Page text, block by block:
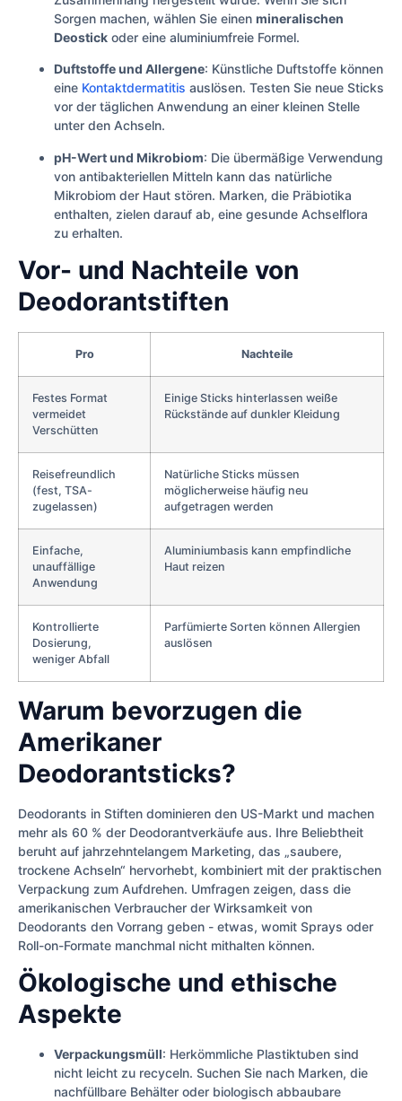
Sorgen machen, wählen Sie einen mineralischen
Deostick oder eine aluminiumfreie Formel.
Duftstoffe und Allergene: Künstliche Duftstoffe können
eine Kontaktdermatitis auslösen. Testen Sie neue Sticks
vor der täglichen Anwendung an einer kleinen Stelle
unter den Achseln.
pH-Wert und Mikrobiom: Die übermäßige Verwendung
von antibakteriellen Mitteln kann das natürliche
Mikrobiom der Haut stören. Marken, die Präbiotika
enthalten, zielen darauf ab, eine gesunde Achselflora
zu erhalten.
Vor- und Nachteile von
Deodorantstiften
Pro Nachteile
Festes Format
vermeidet
Verschütten
Einige Sticks hinterlassen weiße
Rückstände auf dunkler Kleidung
Reisefreundlich
(fest, TSA-
zugelassen)
Natürliche Sticks müssen
möglicherweise häufig neu
aufgetragen werden
Einfache,
unauffällige
Anwendung
Aluminiumbasis kann empfindliche
Haut reizen
Kontrollierte
Dosierung,
weniger Abfall
Parfümierte Sorten können Allergien
auslösen
Warum bevorzugen die
Amerikaner
Deodorantsticks?
Deodorants in Stiften dominieren den US-Markt und machen
mehr als 60 % der Deodorantverkäufe aus. Ihre Beliebtheit
beruht auf jahrzehntelangem Marketing, das „saubere,
trockene Achseln“ hervorhebt, kombiniert mit der praktischen
Verpackung zum Aufdrehen. Umfragen zeigen, dass die
amerikanischen Verbraucher der Wirksamkeit von
Deodorants den Vorrang geben - etwas, womit Sprays oder
Roll-on-Formate manchmal nicht mithalten können.
Ökologische und ethische
Aspekte
Verpackungsmüll: Herkömmliche Plastiktuben sind
nicht leicht zu recyceln. Suchen Sie nach Marken, die
nachfüllbare Behälter oder biologisch abbaubare